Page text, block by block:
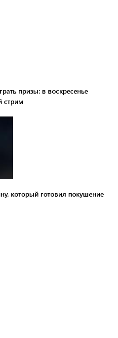
призы: в воскресенье
стрим
который готовил покушение